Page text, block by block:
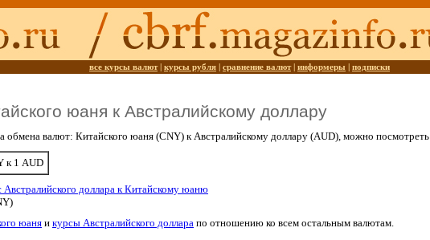
все курсы валют| курсы рубля сравнение валют| информеры подписки
юаня к Австралийскому доллару
обмена валют: Китайского юаня (CNY) к Австралийскому доллару (AUD), можно посмотреть
к 1 AUD
Австралийского доллара к Китайскому юаню
юаняи курсы Австралийского доллара по отношению ко всем остальным валютам.